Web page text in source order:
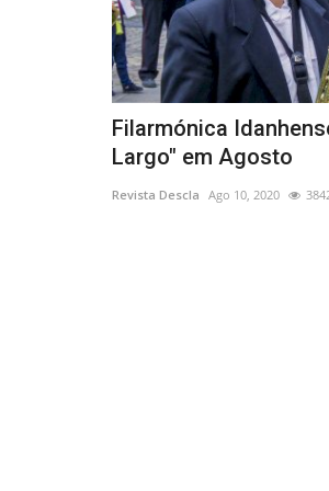
Filarmónica
Largo" em Agosto
Revista Descla Ago 10, 2020